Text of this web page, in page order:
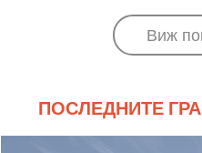
Виж
ПОСЛЕДНИТЕ